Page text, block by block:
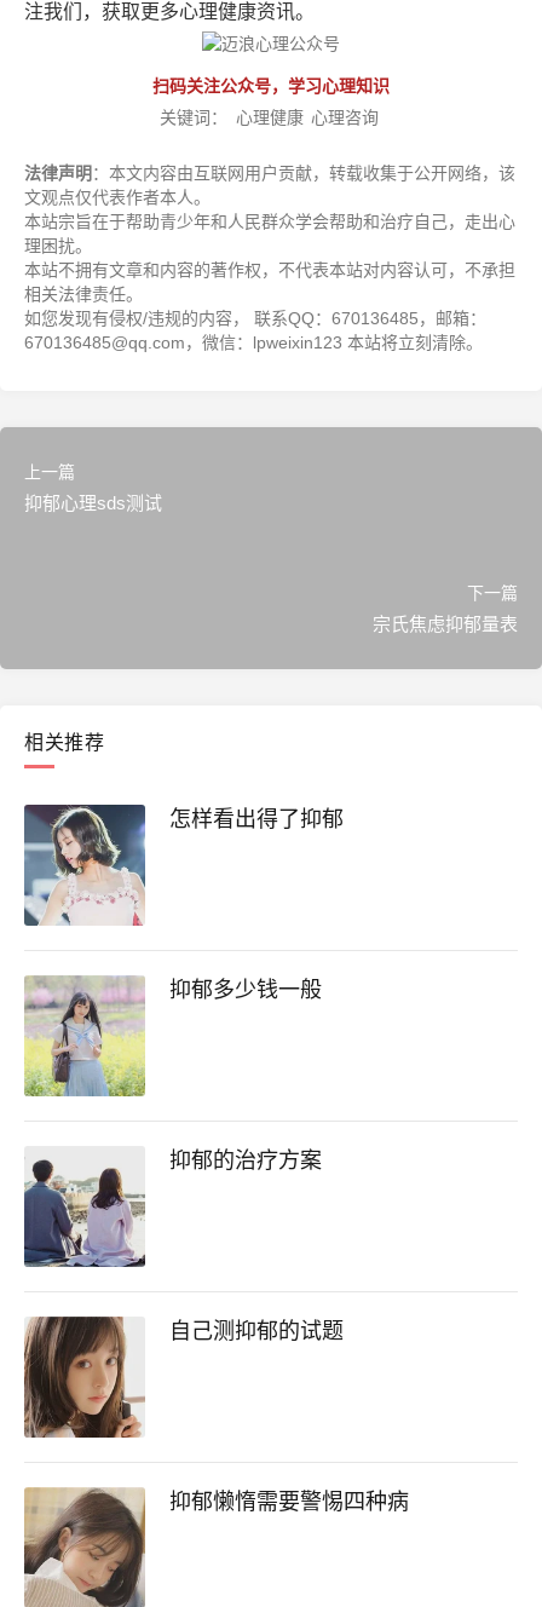
注我们，获取更多心理健康资讯。
扫码关注公众号，学习心理知识
关键词：
心理健康 心理咨询
法律声明 ：本文内容由互联网用户贡献，转载收集于公开网络，该
文观点仅代表作者本人。
本站宗旨在于帮助青少年和人民群众学会帮助和治疗自己，走出心
理困扰。
本站不拥有文章和内容的著作权，不代表本站对内容认可，不承担
相关法律责任。
如您发现有侵权/违规的内容， 联系QQ：670136485，邮箱：
670136485@qq.com，微信：lpweixin123 本站将立刻清除。
上一篇
抑郁心理sds测试
下一篇
宗氏焦虑抑郁量表
相关推荐
怎样看出得了抑郁
抑郁多少钱一般
抑郁的治疗方案
自己测抑郁的试题
抑郁懒惰需要警惕四种病